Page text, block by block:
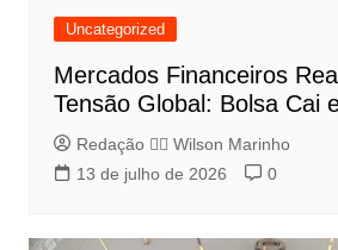
Uncategorized
Mercados Financeiros
Tensão Global: Bolsa Cai
Redação 👨‍⚖️​ Wilson Marinho
13 de julho de 2026
0